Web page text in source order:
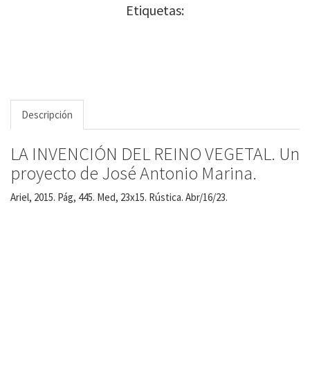
Etiquetas:
Descripción
LA INVENCIÓN DEL REINO VEGETAL. Un
proyecto de José Antonio Marina.
Ariel, 2015. Pág, 445. Med, 23x15. Rústica. Abr/16/23.